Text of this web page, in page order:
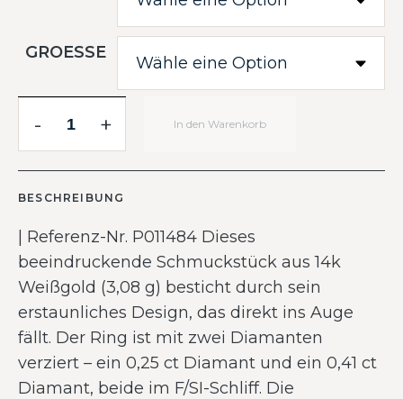
GROESSE
- + In den Warenkorb
BESCHREIBUNG
| Referenz-Nr. P011484 Dieses
beeindruckende Schmuckstück aus 14k
Weißgold (3,08 g) besticht durch sein
erstaunliches Design, das direkt ins Auge
fällt. Der Ring ist mit zwei Diamanten
verziert – ein 0,25 ct Diamant und ein 0,41 ct
Diamant, beide im F/SI-Schliff. Die